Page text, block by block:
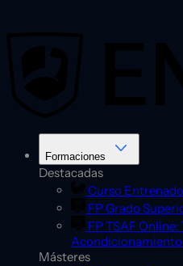
Formaciones
Destacadas
Curso
FP Grado
FP TSAF
Másteres